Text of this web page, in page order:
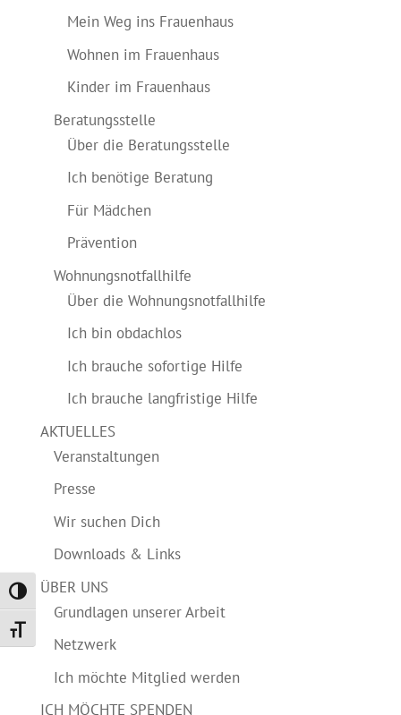
Umschalten auf hohe Kontraste
Schrift vergrößern
Mein Weg ins Frauenhaus
Wohnen im Frauenhaus
Kinder im Frauenhaus
Beratungsstelle
Über die Beratungsstelle
Ich benötige Beratung
Für Mädchen
Prävention
Wohnungsnotfallhilfe
Über die Wohnungsnotfallhilfe
Ich bin obdachlos
Ich brauche sofortige Hilfe
Ich brauche langfristige Hilfe
AKTUELLES
Veranstaltungen
Presse
Wir suchen Dich
Downloads & Links
ÜBER UNS
Grundlagen unserer Arbeit
Netzwerk
Ich möchte Mitglied werden
ICH MÖCHTE SPENDEN